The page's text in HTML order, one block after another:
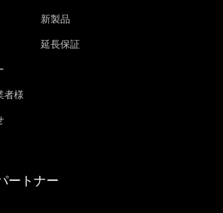
者様
新製品
延長保証
ートナー